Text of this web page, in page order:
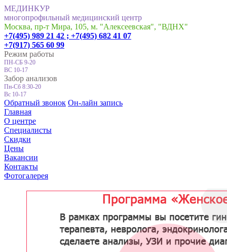
МЕДИНКУР
многопрофильный медицинский центр
Москва, пр-т Мира, 105, м. "Алексеевская", "ВДНХ"
+7(495) 989 21 42 ; +7(495) 682 41 07
+7(917) 565 60 99
Режим работы
ПН-СБ 9-20
ВС 10-17
Забор анализов
Пн-Сб 8:30-20
Вс 10-17
Обратный звонок Он-лайн запись
Главная
О центре
Специалисты
Скидки
Цены
Вакансии
Контакты
Фотогалерея